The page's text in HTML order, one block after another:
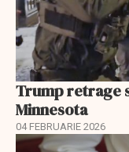
Trump retrage
Minnesota
04 FEBRUARIE 2026